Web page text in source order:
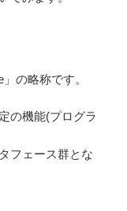
の略称です。
の機能(プログラ
フェース群とな